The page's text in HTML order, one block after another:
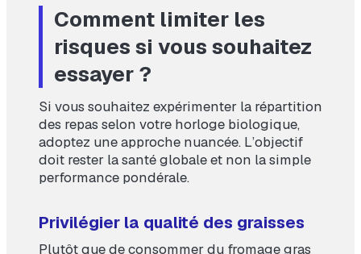
Comment limiter les
risques si vous souhaitez
essayer ?
Si vous souhaitez expérimenter la répartition
des repas selon votre horloge biologique,
adoptez une approche nuancée. L’objectif
doit rester la santé globale et non la simple
performance pondérale.
Privilégier la qualité des graisses
Plutôt que de consommer du fromage gras